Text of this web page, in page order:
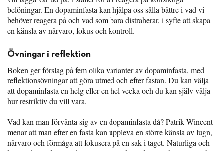
belöningar. En dopaminfasta kan hjälpa oss sålla bättre i vad vi
behöver reagera på och vad som bara distraherar, i syfte att skapa
en känsla av närvaro, fokus och kontroll.
Övningar i reflektion
Boken ger förslag på fem olika varianter av dopaminfasta, med
reflektionsövningar att göra utmed och efter fastan. Du kan välja
att dopaminfasta en helg eller en hel vecka och du kan själv välja
hur restriktiv du vill vara.
Vad kan man förvänta sig av en dopaminfasta då? Patrik Wincent
menar att man efter en fasta kan uppleva en större känsla av lugn,
närvaro och förmåga att fokusera på en sak i taget. Naturliga och